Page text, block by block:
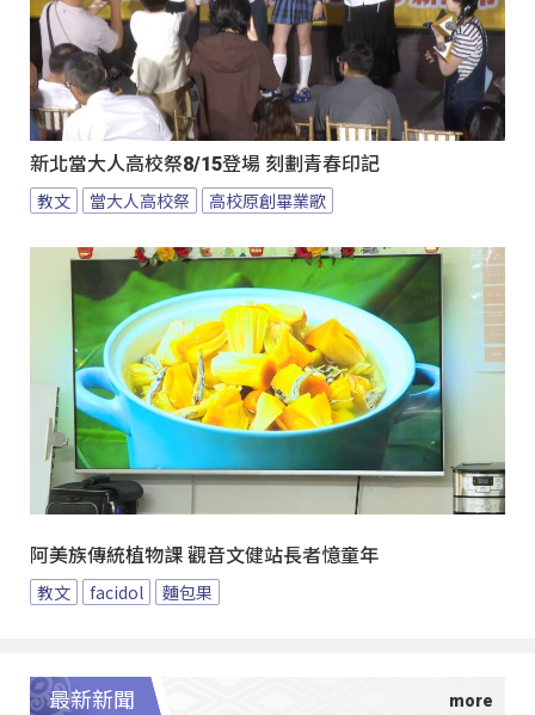
新北當大人高校祭8/15登場 刻劃青春印記
教文 當大人高校祭 高校原創畢業歌
阿美族傳統植物課 觀音文健站長者憶童年
教文 facidol 麵包果
最新新聞